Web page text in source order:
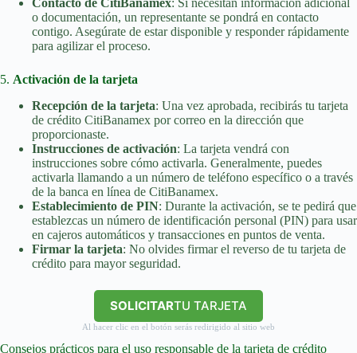
Contacto de CitiBanamex: Si necesitan información adicional
o documentación, un representante se pondrá en contacto
contigo. Asegúrate de estar disponible y responder rápidamente
para agilizar el proceso.
5. Activación de la tarjeta
Recepción de la tarjeta: Una vez aprobada, recibirás tu tarjeta
de crédito CitiBanamex por correo en la dirección que
proporcionaste.
Instrucciones de activación: La tarjeta vendrá con
instrucciones sobre cómo activarla. Generalmente, puedes
activarla llamando a un número de teléfono específico o a través
de la banca en línea de CitiBanamex.
Establecimiento de PIN: Durante la activación, se te pedirá que
establezcas un número de identificación personal (PIN) para usar
en cajeros automáticos y transacciones en puntos de venta.
Firmar la tarjeta: No olvides firmar el reverso de tu tarjeta de
crédito para mayor seguridad.
SOLICITARTU TARJETA
Al hacer clic en el botón serás redirigido al sitio web
Consejos prácticos para el uso responsable de la tarjeta de crédito